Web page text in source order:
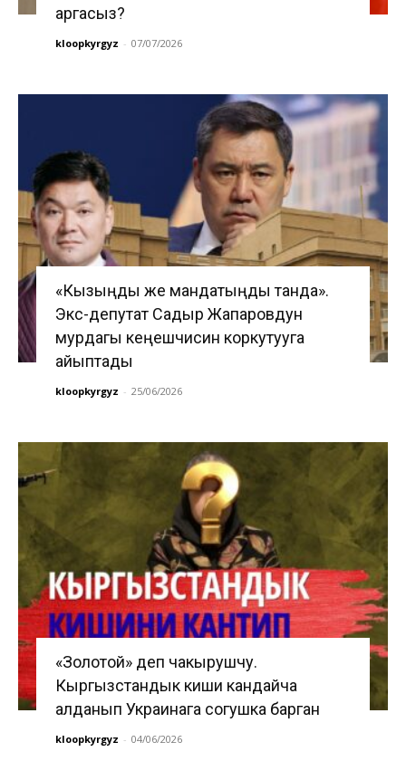
аргасыз?
kloopkyrgyz - 07/07/2026
«Кызыңды же мандатыңды танда».
Экс-депутат Садыр Жапаровдун
мурдагы кеңешчисин коркутууга
айыптады
kloopkyrgyz - 25/06/2026
«Золотой» деп чакырушчу.
Кыргызстандык киши кандайча
алданып Украинага согушка барган
kloopkyrgyz - 04/06/2026